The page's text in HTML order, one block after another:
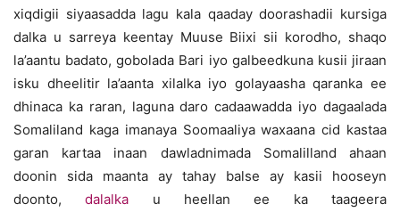
xiqdigii siyaasadda lagu kala qaaday doorashadii kursiga
dalka u sarreya keentay Muuse Biixi sii korodho, shaqo
la’aantu badato, gobolada Bari iyo galbeedkuna kusii jiraan
isku dheelitir la’aanta xilalka iyo golayaasha qaranka ee
dhinaca ka raran, laguna daro cadaawadda iyo dagaalada
Somaliland kaga imanaya Soomaaliya waxaana cid kastaa
garan kartaa inaan dawladnimada Somalilland ahaan
doonin sida maanta ay tahay balse ay kasii hooseyn
doonto,dalalka u heellan ee ka taageera